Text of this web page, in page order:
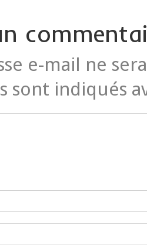
e-mail ne
sont indiqués